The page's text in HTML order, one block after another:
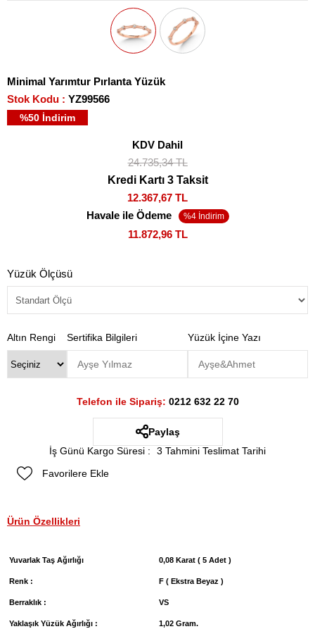
Minimal Yarımtur Pırlanta Yüzük
Stok Kodu
YZ99566
%50 İndirim
KDV Dahil
24.735,34 TL
Kredi Kartı 3 Taksit
12.367,67 TL
Havale ile Ödeme
11.872,96 TL
Yüzük Ölçüsü
Altın Rengi Sertifika Bilgileri Yüzük İçine Yazı
Telefon ile Sipariş: 0212 632 22 70
Paylaş
İş Günü Kargo Süresi :
3 Tahmini Teslimat Tarihi
Favorilere Ekle
Ürün Özellikleri
Yuvarlak Taş Ağırlığı 0,08 Karat ( 5 Adet )
Renk : F ( Ekstra Beyaz )
Berraklık : VS
Yaklaşık Yüzük Ağırlığı : 1,02 Gram.